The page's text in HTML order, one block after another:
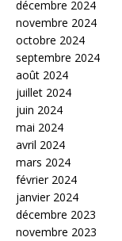
décembre 2024
novembre 2024
octobre 2024
septembre 2024
août 2024
juillet 2024
juin 2024
mai 2024
avril 2024
mars 2024
février 2024
janvier 2024
décembre 2023
novembre 2023